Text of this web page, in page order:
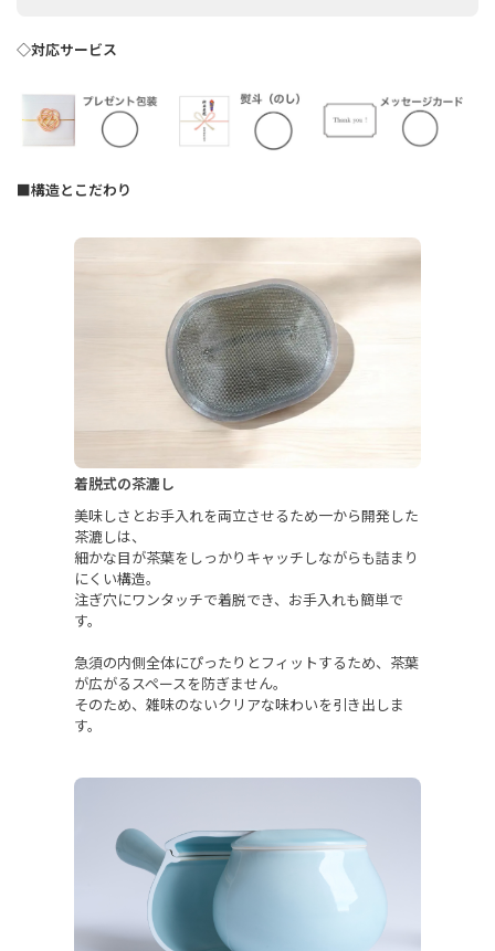
◇対応サービス
■構造とこだわり
着脱式の茶漉し
美味しさとお手入れを両立させるため一から開発した
茶漉しは、
細かな目が茶葉をしっかりキャッチしながらも詰まり
にくい構造。
注ぎ穴にワンタッチで着脱でき、お手入れも簡単で
す。
急須の内側全体にぴったりとフィットするため、茶葉
が広がるスペースを防ぎません。
そのため、雑味のないクリアな味わいを引き出しま
す。